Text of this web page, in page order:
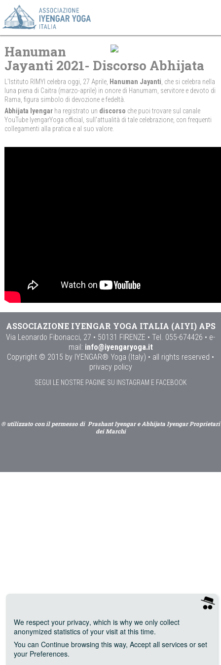
Hanuman
Jayanti 2021- Discorso Abhijata
L'Istituto RIMYI celebra oggi, 27 Aprile, Hanuman Jayanti , che si celebra nella
luna piena di Caitra (marzo-aprile) in onore di Hanumam, servitore e devoto di
Rama, figura simbolo di devozione e fedeltà.
Abhijata Iyengarha registrato un discorso che puoi trovare sul canale
YouTube IyengarYoga official,
sull'attualità di tale celebrazione, con frequenti
collegamenti alla pratica e al suo valore.
ASSOCIAZIONE IYENGAR YOGA ITALIA (AIYI) APS
Via Leonardo Fibonacci, 27 • 50131 FIRENZE • Tel. 055-674426 • e-
mail: info@iyengaryoga.it
Copyright © 2015 by IYENGAR® Yoga (Italy) • all rights reserved •
privacy policy
SEGUI LE NOSTRE PAGINE SU INSTAGRAM E FACEBOOK
® utilizzato con il permesso di Prashant Iyengar e Abhijata Iyengar Proprietari
dei Marchi
We respect your privacy, which is why we only collect
anonymized statistics of your visit at this time.
You can Continue browsing this way, Accept all services or set
your Preferences.